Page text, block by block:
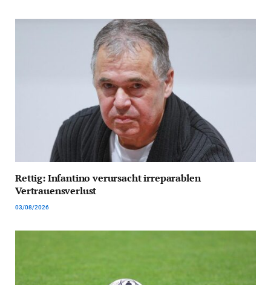
Rettig: Infantino verursacht irreparablen
Vertrauensverlust
03/08/2026